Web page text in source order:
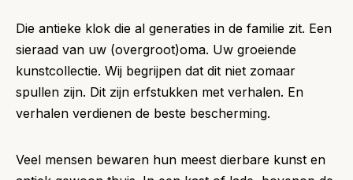
Die antieke klok die al generaties in de familie zit. Een
sieraad van uw (overgroot)oma. Uw groeiende
kunstcollectie. Wij begrijpen dat dit niet zomaar
spullen zijn. Dit zijn erfstukken met verhalen. En
verhalen verdienen de beste bescherming.
Veel mensen bewaren hun meest dierbare kunst en